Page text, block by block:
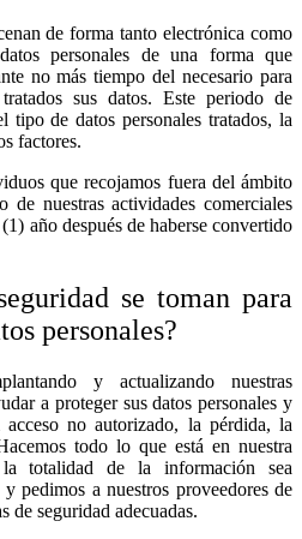
de forma tanto electrónica como
personales de una forma que
no más tiempo del necesario para
sus datos. Este periodo de
de datos personales tratados, la
factores.
que recojamos fuera del ámbito
nuestras actividades comerciales
año después de haberse convertido
se toman para
personales?
y actualizando nuestras
a proteger sus datos personales y
no autorizado, la pérdida, la
todo lo que está en nuestra
totalidad de la información sea
pedimos a nuestros proveedores de
de seguridad adecuadas.